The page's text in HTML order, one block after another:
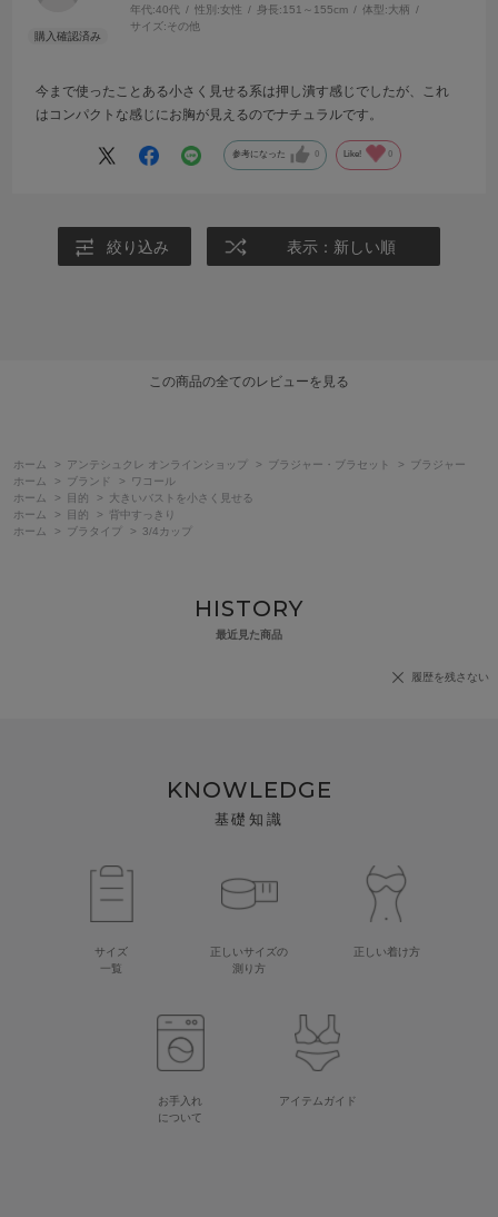
年代:40代 性別:女性 身長:151～155cm 体型:大柄
サイズ: その他
今まで使ったことある小さく見せる系は押し潰す感じでしたが、これ
はコンパクトな感じにお胸が見えるのでナチュラルです。
参考になった 0 Like! 0
絞り込み 表示：新しい順
この商品の全てのレビューを見る
ホーム > アンテシュクレ オンラインショップ > ブラジャー・ブラセット >
ブラジャー
ホーム
> ブランド >
ワコール
ホーム
> 目的 >
大きいバストを小さく見せる
ホーム
> 目的 >
背中すっきり
ホーム
> ブラタイプ > 3/4カップ
HISTORY
最近見た商品
履歴を残さない
KNOWLEDGE
基礎知識
サイズ
一覧
正しいサイズの
測り方
正しい着け方
お手入れ
について
アイテムガイド